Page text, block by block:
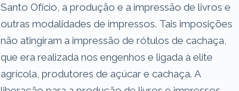
Santo Ofício, a produção e a impressão de livros e
outras modalidades de impressos. Tais imposições
não atingiram a impressão de rótulos de cachaça,
que era realizada nos engenhos e ligada à elite
agrícola, produtores de açúcar e cachaça. A